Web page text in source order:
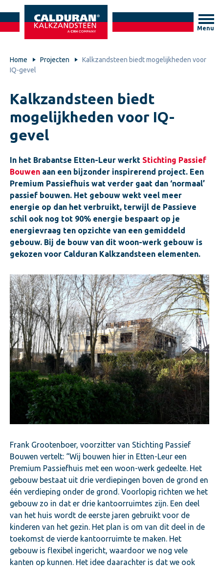
Menu
Home Projecten
Kalkzandsteen biedt mogelijkheden voor
IQ-gevel
Kalkzandsteen biedt
mogelijkheden voor IQ-
gevel
In het Brabantse Etten-Leur werkt Stichting Passief
Bouwen aan een bijzonder inspirerend project. Een
Premium Passiefhuis wat verder gaat dan ‘normaal’
passief bouwen. Het gebouw wekt veel meer
energie op dan het verbruikt, terwijl de Passieve
schil ook nog tot 90% energie bespaart op je
energievraag ten opzichte van een gemiddeld
gebouw. Bij de bouw van dit woon-werk gebouw is
gekozen voor Calduran Kalkzandsteen elementen.
Frank Grootenboer, voorzitter van Stichting Passief
Bouwen vertelt: “Wij bouwen hier in Etten-Leur een
Premium Passiefhuis met een woon-werk gedeelte. Het
gebouw bestaat uit drie verdiepingen boven de grond en
één verdieping onder de grond. Voorlopig richten we het
gebouw zo in dat er drie kantoorruimtes zijn. Een deel
van het huis wordt de eerste jaren gebruikt voor de
kinderen van het gezin. Het plan is om van dit deel in de
toekomst de vierde kantoorruimte te maken. Het
gebouw is flexibel ingericht, waardoor we nog vele
kanten op kunnen. Het idee daarachter is dat we ook